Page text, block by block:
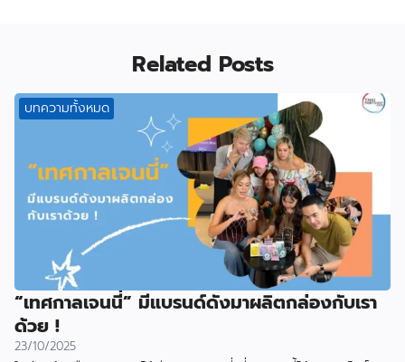
Related Posts
บทความทั้งหมด
“เทศกาลเจนนี่” มีแบรนด์ดังมาผลิตกล่องกับเรา
ด้วย !
23/10/2025